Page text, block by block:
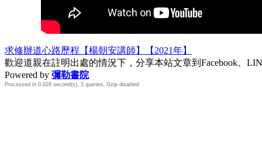
求修辦道心路歷程【楊朝安講師】【2021年】
歡迎道親在註明出處的情況下，分享本站文章到Facebook、
Powered by 彌勒書院
Processed in 0.028 second(s), 3 queries, Gzip disabled